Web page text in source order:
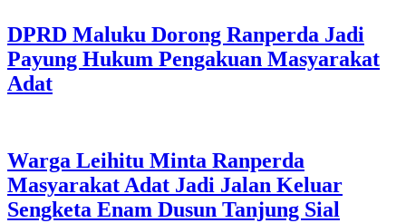
DPRD Maluku Dorong Ranperda Jadi
Payung Hukum Pengakuan Masyarakat
Adat
Warga Leihitu Minta Ranperda
Masyarakat Adat Jadi Jalan Keluar
Sengketa Enam Dusun Tanjung Sial